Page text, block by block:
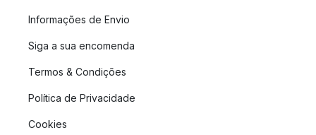
Informações de Envio
Siga a sua encomenda
Termos & Condições
Política de Privacidade
Cookies